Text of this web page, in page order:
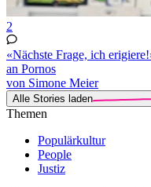
2
«Nächste Frage, ich
an Pornos
von Simone Meier
Alle Stories laden
Themen
Populärkultur
People
Justiz